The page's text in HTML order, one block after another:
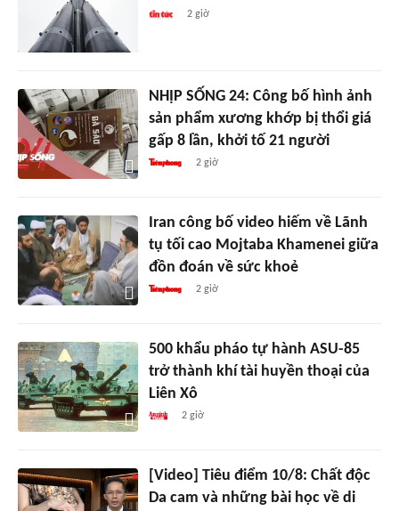
2 giờ
NHỊP SỐNG 24: Công bố hình ảnh
sản phẩm xương khớp bị thổi giá
gấp 8 lần, khởi tố 21 người
2 giờ
Iran công bố video hiếm về Lãnh
tụ tối cao Mojtaba Khamenei giữa
đồn đoán về sức khoẻ
2 giờ
500 khẩu pháo tự hành ASU-85
trở thành khí tài huyền thoại của
Liên Xô
2 giờ
[Video] Tiêu điểm 10/8: Chất độc
Da cam và những bài học về di